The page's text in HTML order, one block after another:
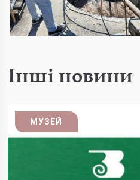
Інші новини
МУЗЕЙ